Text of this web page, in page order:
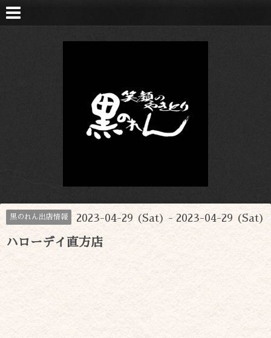
黒のれん出店情報 2023-04-29 (Sat) - 2023-04-29 (Sat)
ハローデイ直方店